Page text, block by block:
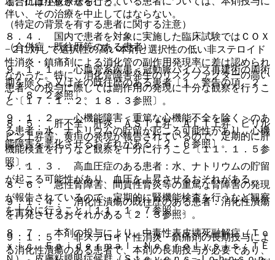
（特定の背景を有する患者に関する注意）
（合併症・既往歴等のある患者）
９．１．１． 心血管系疾患＜冠動脈バイパス再建術の周術
期を除く＞又はその既往歴のある患者〔１．警告の項、２．
７、８．２参照〕。
９．１．２． 心機能障害＜重篤な心機能不全を除く＞のあ
る患者：水、ナトリウムの貯留が起こる可能性があり、心機
能障害を悪化させるおそれがある〔２．６参照〕。
９．１．３． 高血圧症のある患者：水、ナトリウムの貯留
が起こる可能性があり、血圧を上昇させるおそれがある。
９．１．４． 消化性潰瘍の既往歴のある患者：消化性潰瘍
を再発させるおそれがある〔２．３参照〕。
９．１．５． 非ステロイド性消炎・鎮痛剤の長期投与によ
る消化性潰瘍のある患者で、本剤の長期投与が必要であり、
伴い、その治療を中止してはならない。
８．４． 国内で患者を対象に実施した臨床試験ではＣＯＸ
−２に対して選択性の高い本剤と選択性の低い非ステロイド
性消炎・鎮痛剤による消化管の副作用発現率に差は認められ
なかった。特に、消化管障害発生のリスクファクターの高い
患者への投与に際しては副作用の発現に十分な観察を行うこ
と〔１７．１．２、１８．３参照〕。
８．５． 肝不全、肝炎、ＡＳＴ上昇、ＡＬＴ上昇、ビリル
ビン上昇等、黄疸の発現が報告されているので、定期的に肝
機能検査を行うなど観察を十分に行うこと〔１１．１．５参
照〕。
８．６． 急性腎障害、間質性腎炎等の重篤な腎障害の発現
が報告されているので、定期的に腎機能検査を行うなど観察
を十分に行うこと〔１１．１．７参照〕。
８．７． 本剤の投与により、中毒性表皮壊死融解症（Ｔｏ
ｘｉｃ Ｅｐｉｄｅｒｍａｌ Ｎｅｃｒｏｌｙｓｉｓ：ＴＥ